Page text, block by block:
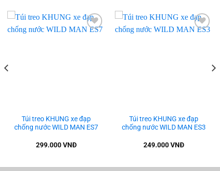
Túi treo KHUNG xe đạp
chống nước WILD MAN ES7
299.000VNĐ
Túi treo KHUNG xe đạp
chống nước WILD MAN ES3
249.000VNĐ